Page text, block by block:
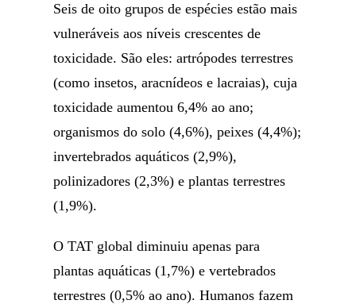
Seis de oito grupos de espécies estão mais
vulneráveis aos níveis crescentes de
toxicidade. São eles: artrópodes terrestres
(como insetos, aracnídeos e lacraias), cuja
toxicidade aumentou 6,4% ao ano;
organismos do solo (4,6%), peixes (4,4%);
invertebrados aquáticos (2,9%),
polinizadores (2,3%) e plantas terrestres
(1,9%).
O TAT global diminuiu apenas para
plantas aquáticas (1,7%) e vertebrados
terrestres (0,5% ao ano). Humanos fazem